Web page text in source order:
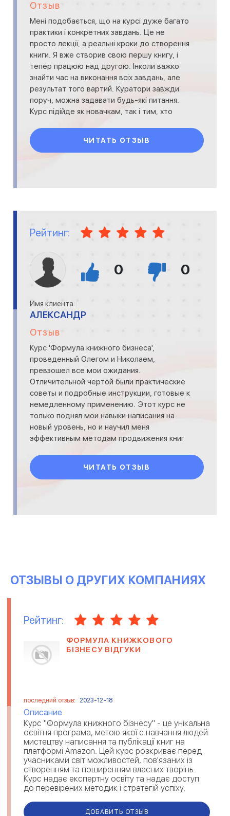
Отзыв
Мені подобається, що на курсі дуже багато
практики і конкретних завдань. Це не
просто лекції, а реальні кроки до створення
книги. Я вже створив свою першу книгу, і
тепер працюю над другою. Інколи важко
знайти час на виконання всіх завдань, але
результат того вартий. Куратори завжди
поруч, можна задавати будь-які питання.
Курс підійде як новачкам, так і тим, хто
ЧИТАТЬ ОТЗЫВ
Рейтинг:
0 0
Имя клиента:
АЛЕКСАНДР
Отзыв
Курс 'Формула книжного бизнеса',
проведенный Олегом и Николаем,
превзошел все мои ожидания.
Отличительной чертой были практические
советы и подробные инструкции, готовые к
немедленному применению. Этот курс не
только поднял мои навыки написания на
новый уровень, но и научил меня
эффективным методам продвижения книг
о маркетинге
ЧИТАТЬ ОТЗЫВ
ОТЗЫВЫ О ДРУГИХ КОМПАНИЯХ
Рейтинг:
ФОРМУЛА КНИЖКОВОГО
БІЗНЕСУ ВІДГУКИ
последний отзыв: 2023-12-18
Описание
Курс "Формула книжного бізнесу" - це унікальна
освітня програма, метою якої є навчання людей
мистецтву написання та публікації книг на
платформі Amazon. Цей курс розкриває перед
учасниками світ можливостей, пов'язаних із
створенням та поширенням власних творінь.
Курс надає експертну освіту та надає доступ
до перевірених методик і стратегій успіху,
розроблених профе...
ДОБАВИТЬ ОТЗЫВ